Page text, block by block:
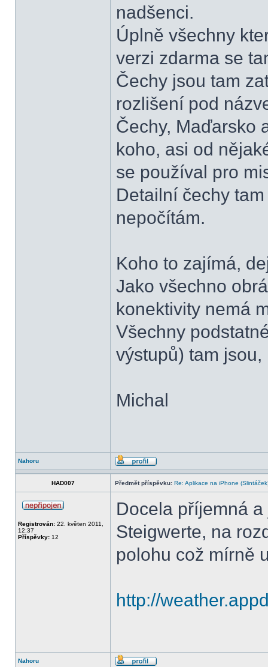
nadšenci.
Úplně všechny
verzi zdarma se
Čechy jsou tam
rozlišení pod
Čechy, Maďarsko
koho, asi od
se používal pro
Detailní čechy
nepočítám.
Koho to zajímá,
Jako všechno
konektivity nemá
Všechny
výstupů) tam
Michal
Nahoru
HAD007 Předmět příspěvku: Re: Aplikace na iPhone
Registrován: 22. květen 2011,
12:37
Příspěvky: 12
Docela příjemná
Steigwerte, na
polohu což mírně
http://
Nahoru